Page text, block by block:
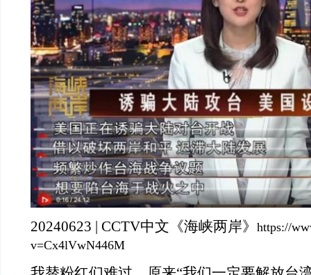
20240623 | CCTV中文《海峡两岸》 https://
v=Cx4lVwN446M